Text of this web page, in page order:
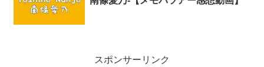
スポンサーリンク